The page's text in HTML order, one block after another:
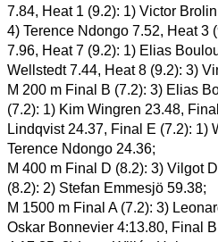
7.84, Heat 1 (9.2): 1) Victor
4) Terence Ndongo 7.52, Heat 3
7.96, Heat 7 (9.2): 1) Elias
Wellstedt 7.44, Heat 8 (9.2): 3)
M 200 m Final B (7.2): 3) Elias
(7.2): 1) Kim Wingren 23.48,
Lindqvist 24.37, Final E (7.2): 1)
Terence Ndongo 24.36;
M 400 m Final D (8.2): 3) Vilgot
(8.2): 2) Stefan Emmesjö 59.38;
M 1500 m Final A (7.2): 3)
Oskar Bonnevier 4:13.80, Final